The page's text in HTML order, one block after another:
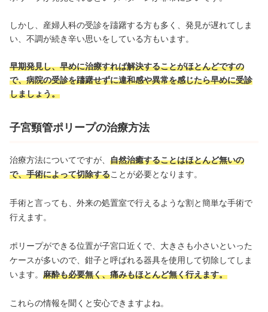
しかし、産婦人科の受診を躊躇する方も多く、発見が遅れてしま
い、不調が続き辛い思いをしている方もいます。
早期発見し、早めに治療すれば解決することがほとんどですの
で、病院の受診を躊躇せずに違和感や異常を感じたら早めに受診
しましょう。
子宮頸管ポリープの治療方法
治療方法についてですが、 自然治癒することはほとんど無いの
で、手術によって切除することが必要となります。
手術と言っても、外来の処置室で行えるような割と簡単な手術で
行えます。
ポリープができる位置が子宮口近くで、大きさも小さいといった
ケースが多いので、鉗子と呼ばれる器具を使用して切除してしま
います。 麻酔も必要無く、痛みもほとんど無く行えます。
これらの情報を聞くと安心できますよね。